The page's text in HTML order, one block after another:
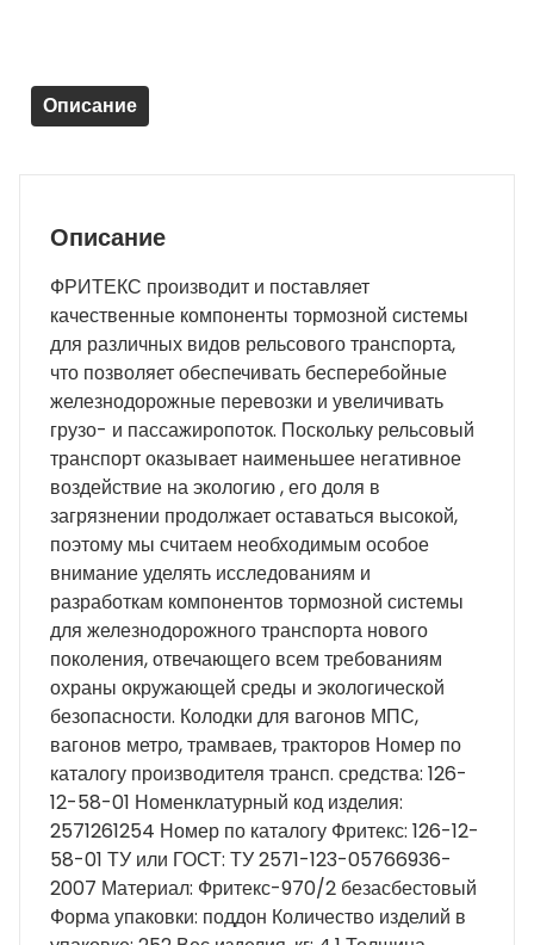
-
(новая)
Описание
Описание
ФРИТЕКС производит и поставляет
качественные компоненты тормозной системы
для различных видов рельсового транспорта,
что позволяет обеспечивать бесперебойные
железнодорожные перевозки и увеличивать
грузо- и пассажиропоток. Поскольку рельсовый
транспорт оказывает наименьшее негативное
воздействие на экологию , его доля в
загрязнении продолжает оставаться высокой,
поэтому мы считаем необходимым особое
внимание уделять исследованиям и
разработкам компонентов тормозной системы
для железнодорожного транспорта нового
поколения, отвечающего всем требованиям
охраны окружающей среды и экологической
безопасности. Колодки для вагонов МПС,
вагонов метро, трамваев, тракторов Номер по
каталогу производителя трансп. средства: 126-
12-58-01 Номенклатурный код изделия:
2571261254 Номер по каталогу Фритекс: 126-12-
58-01 ТУ или ГОСТ: ТУ 2571-123-05766936-
2007 Материал: Фритекс-970/2 безасбестовый
Форма упаковки: поддон Количество изделий в